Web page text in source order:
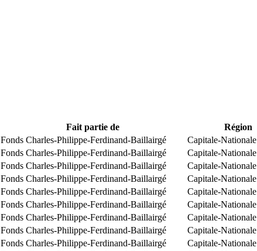
Fait partie de Région
Fonds Charles-Philippe-Ferdinand-Baillairgé Capitale-Nationale
Fonds Charles-Philippe-Ferdinand-Baillairgé Capitale-Nationale
Fonds Charles-Philippe-Ferdinand-Baillairgé Capitale-Nationale
Fonds Charles-Philippe-Ferdinand-Baillairgé Capitale-Nationale
Fonds Charles-Philippe-Ferdinand-Baillairgé Capitale-Nationale
Fonds Charles-Philippe-Ferdinand-Baillairgé Capitale-Nationale
Fonds Charles-Philippe-Ferdinand-Baillairgé Capitale-Nationale
Fonds Charles-Philippe-Ferdinand-Baillairgé Capitale-Nationale
Fonds Charles-Philippe-Ferdinand-Baillairgé Capitale-Nationale